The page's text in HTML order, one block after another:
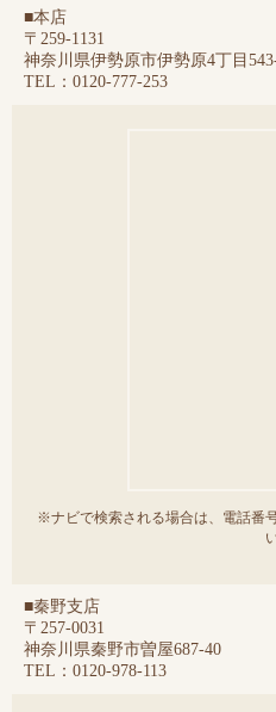
■本店
〒259-1131
神奈川県伊勢原市伊勢原4丁目
TEL：0120-777-253
※ナビで検索される場合は、電話番
■秦野支店
〒257-0031
神奈川県秦野市曽屋687-40
TEL：0120-978-113